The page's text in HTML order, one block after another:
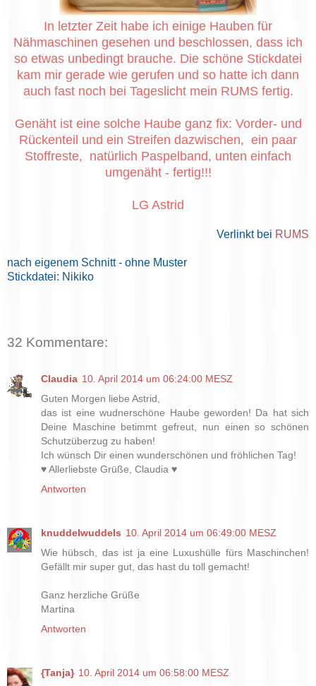
In letzter Zeit habe ich einige Hauben für
Nähmaschinen gesehen und beschlossen, dass ich
so etwas unbedingt brauche. Die schöne Stickdatei
kam mir gerade wie gerufen und so hatte ich dann
auch fast noch bei Tageslicht mein RUMS fertig.
Genäht ist eine solche Haube ganz fix: Vorder- und
Rückenteil und ein Streifen dazwischen, ein paar
Stoffreste, natürlich Paspelband, unten einfach
umgenäht - fertig!!!
LG Astrid
Verlinkt bei RUMS
nach eigenem Schnitt - ohne Muster
Stickdatei: Nikiko
32 Kommentare:
Claudia 10. April 2014 um 06:24:00 MESZ
Guten Morgen liebe Astrid,
das ist eine wudnerschöne Haube geworden! Da hat sich
Deine Maschine betimmt gefreut, nun einen so schönen
Schutzüberzug zu haben!
Ich wünsch Dir einen wunderschönen und fröhlichen Tag!
♥ Allerliebste Grüße, Claudia ♥
Antworten
knuddelwuddels 10. April 2014 um 06:49:00 MESZ
Wie hübsch, das ist ja eine Luxushülle fürs Maschinchen!
Gefällt mir super gut, das hast du toll gemacht!
Ganz herzliche Grüße
Martina
Antworten
{Tanja} 10. April 2014 um 06:58:00 MESZ